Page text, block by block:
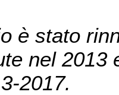
è stato
nel 2013
2017.